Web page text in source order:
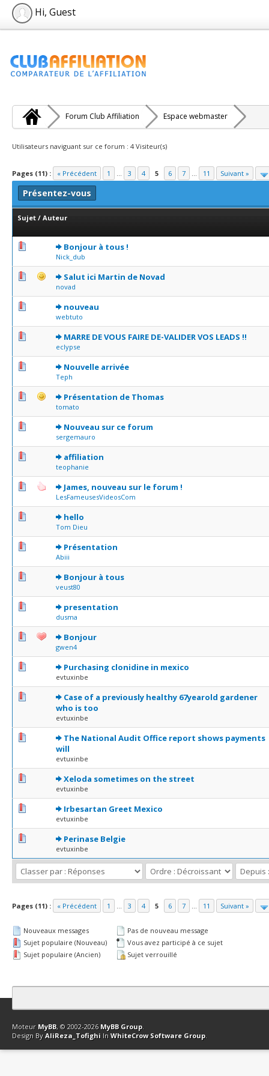
Hi, Guest
Forum Club Affiliation Espace webmaster
Utilisateurs naviguant sur ce forum : 4 Visiteur(s)
Pages (11) : « Précédent 1 ... 3 4 5 6 7 ... 11 Suivant »
Présentez-vous
Sujet / Auteur
Bonjour à tous !
Nick_dub
0 Votes - 0 sur 5 en moyenne
12345
Salut ici Martin de Novad
novad
0 Votes - 0 sur 5 en moyenne
12 34 5
nouveau
webtuto
0 Votes - 0 sur 5 en moyenne
12345
MARRE DE VOUS FAIRE DE-VALIDER VOS LEADS !!
eclypse
0 Votes - 0 sur 5 en moyenne
123 45
Nouvelle arrivée
Teph
0 Votes - 0 sur 5 en moyenne
12345
Présentation de Thomas
tomato
0 Votes - 0 sur 5 en moyenne
12345
Nouveau sur ce forum
sergemauro
0 Votes - 0 sur 5 en moyenne
12345
affiliation
teophanie
0 Votes - 0 sur 5 en moyenne
12345
James, nouveau sur le forum !
LesFameusesVideosCom
0 Votes - 0 sur 5 en moyenne
123 45
hello
Tom Dieu
0 Votes - 0 sur 5 en moyenne
12
Présentation
Abiii
0 Votes - 0 sur 5 en moyenne
12345
Bonjour à tous
veust80
0 Votes - 0 sur 5 en moyenne
12345
presentation
dusma
0 Votes - 0 sur 5 en moyenne
12345
Bonjour
gwen4
0 Votes - 0 sur 5 en moyenne
12345
Purchasing clonidine in mexico
evtuxinbe
0 Votes - 0 sur 5 en moyenne
12345
Case of a previously healthy 67yearold gardener
who is too
evtuxinbe
0 Votes - 0 sur 5 en moyenne
1234 5
The National Audit Office report shows payments
will
evtuxinbe
0 Votes - 0 sur 5 en moyenne
1 2345
Xeloda sometimes on the street
evtuxinbe
0 Votes - 0 sur 5 en moyenne
123 45
Irbesartan Greet Mexico
evtuxinbe
0 Votes - 0 sur 5 en moyenne
12345
Perinase Belgie
evtuxinbe
0 Votes - 0 sur 5 en moyenne
12345
Pages (11) : « Précédent 1 ... 3 4 5 6 7 ... 11 Suivant »
Nouveaux messages
Sujet populaire (Nouveau)
Sujet populaire (Ancien)
Pas de nouveau message
Vous avez participé à ce sujet
Sujet verrouillé
Contact Club Affiliation Retourner en haut Version bas-débit
Moteur MyBB, © 2002-2026 MyBB Group.
Design By AliReza_Tofighi In WhiteCrow Software Group.